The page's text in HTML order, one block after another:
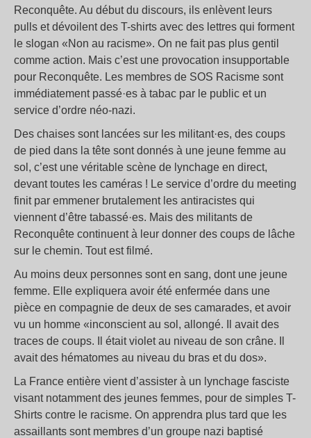
Reconquête. Au début du discours, ils enlèvent leurs
pulls et dévoilent des T-shirts avec des lettres qui forment
le slogan «Non au racisme». On ne fait pas plus gentil
comme action. Mais c’est une provocation insupportable
pour Reconquête. Les membres de SOS Racisme sont
immédiatement passé·es à tabac par le public et un
service d’ordre néo-nazi.
Des chaises sont lancées sur les militant·es, des coups
de pied dans la tête sont donnés à une jeune femme au
sol, c’est une véritable scène de lynchage en direct,
devant toutes les caméras ! Le service d’ordre du meeting
finit par emmener brutalement les antiracistes qui
viennent d’être tabassé·es. Mais des militants de
Reconquête continuent à leur donner des coups de lâche
sur le chemin. Tout est filmé.
Au moins deux personnes sont en sang, dont une jeune
femme. Elle expliquera avoir été enfermée dans une
pièce en compagnie de deux de ses camarades, et avoir
vu un homme «inconscient au sol, allongé. Il avait des
traces de coups. Il était violet au niveau de son crâne. Il
avait des hématomes au niveau du bras et du dos».
La France entière vient d’assister à un lynchage fasciste
visant notamment des jeunes femmes, pour de simples T-
Shirts contre le racisme. On apprendra plus tard que les
assaillants sont membres d’un groupe nazi baptisé